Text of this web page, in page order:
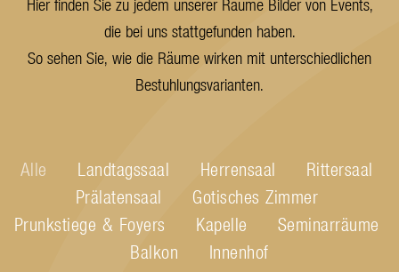
Hier finden Sie zu jedem unserer Räume Bilder von Events,
die bei uns stattgefunden haben.
So sehen Sie, wie die Räume wirken mit unterschiedlichen
Bestuhlungsvarianten.
Alle Landtagssaal Herrensaal
Rittersaal
Prälatensaal
Gotisches Zimmer
Prunkstiege & Foyers
Kapelle
Seminarräume
Balkon
Innenhof